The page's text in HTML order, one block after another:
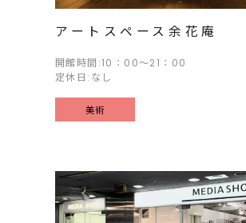
アートスペース余花庵
開館時間:10：00～21：00
定休日:なし
美術